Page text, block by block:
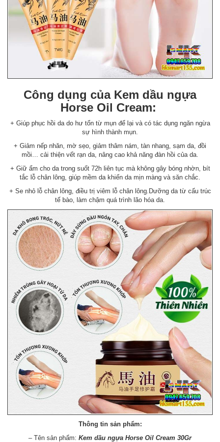
Công dụng của Kem dầu ngựa
Horse Oil Cream:
+ Giúp phục hồi da do hư tổn từ mụn để lại và có tác dụng ngăn ngừa
sự hình thành mụn.
+ Giảm nếp nhăn, mờ sẹo, giảm thâm nám, tàn nhang, sạm da, đồi
mồi… cải thiện vết rạn da, nâng cao khả năng đàn hồi của da.
+ Giữ ẩm cho da trong suốt 72h liên tục mà không gây bóng nhờn, bít
tắc lỗ chân lông, giúp mềm da khiến da mịn màng và săn chắc.
+ Se nhỏ lỗ chân lông, điều trị viêm lỗ chân lông.Dưỡng da từ cấu trúc
tế bào, làm chậm quá trình lão hóa da.
Thông tin sản phẩm:
– Tên sản phẩm: Kem dầu ngựa Horse Oil Cream 30Gr